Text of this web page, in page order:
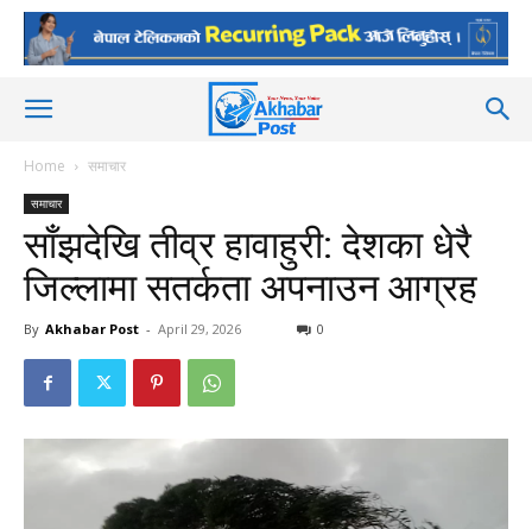
Home समाचार
समाचार
साँझदेखि तीव्र हावाहुरी: देशका धेरै
जिल्लामा सतर्कता अपनाउन आग्रह
By Akhabar Post - April 29, 2026 0